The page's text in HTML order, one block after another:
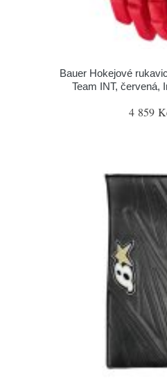
Bauer Hokejové
Team INT, červená,
4 859